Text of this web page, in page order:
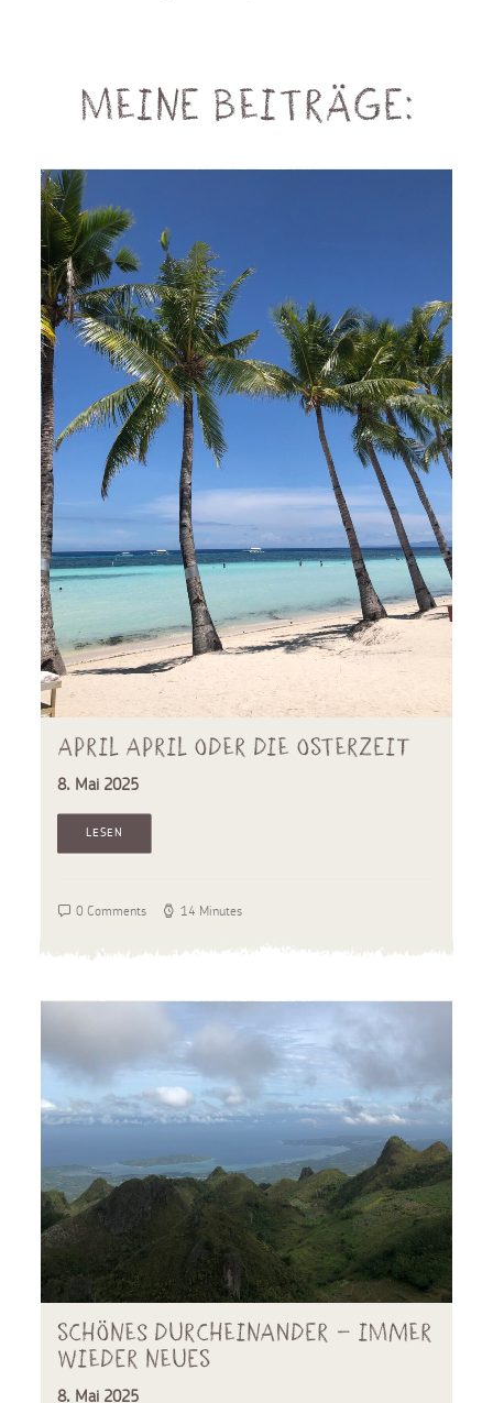
Meine Beiträge:
April April oder die Osterzeit
8. Mai 2025
LESEN
0 Comments 14 Minutes
Schönes Durcheinander – immer
wieder Neues
8. Mai 2025